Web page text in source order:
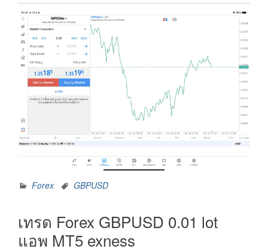
Forex GBPUSD
เทรด Forex GBPUSD 0.01 lot
แอพ MT5 exness